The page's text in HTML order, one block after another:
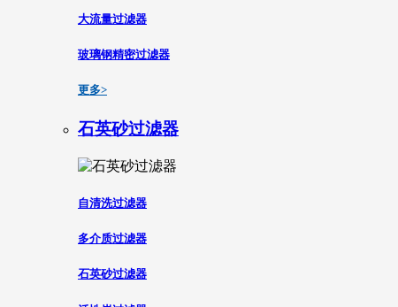
大流量过滤器
玻璃钢精密过滤器
更多>
石英砂过滤器
自清洗过滤器
多介质过滤器
石英砂过滤器